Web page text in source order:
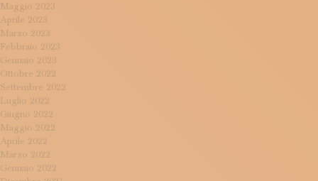
Maggio 2023
Aprile 2023
Marzo 2023
Febbraio 2023
Gennaio 2023
Ottobre 2022
Settembre 2022
Luglio 2022
Giugno 2022
Maggio 2022
Aprile 2022
Marzo 2022
Gennaio 2022